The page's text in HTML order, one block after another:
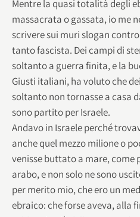
Mentre la quasi totalità degli
massacrata o gassata, io me
scrivere sui muri slogan
tanto fascista. Dei campi di
soltanto a guerra finita, e la
Giusti italiani, ha voluto che
soltanto non tornasse a casa
sono partito per Israele.
Andavo in Israele perché
anche quel mezzo milione o
venisse buttato a mare,
arabo, e non solo ne sono
per merito mio, che ero un
ebraico: che forse aveva, alla